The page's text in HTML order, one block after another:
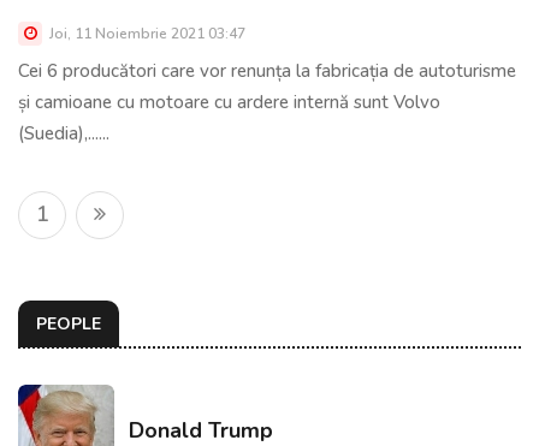
Joi, 11 Noiembrie 2021 03:47
Cei 6 producători care vor renunța la fabricația de autoturisme
și camioane cu motoare cu ardere internă sunt Volvo
(Suedia),......
1
PEOPLE
Donald Trump